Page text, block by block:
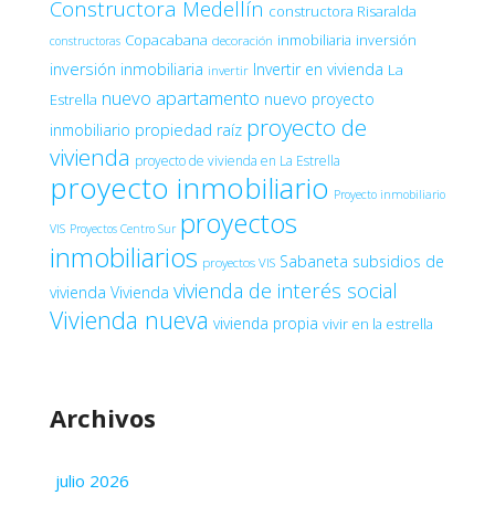
Constructora Medellín constructora Risaralda
constructoras Copacabana decoración inmobiliaria inversión
inversión inmobiliaria invertir Invertir en vivienda La
Estrella nuevo apartamento nuevo proyecto
inmobiliario propiedad raíz proyecto de
vivienda proyecto de vivienda en La Estrella
proyecto inmobiliario Proyecto inmobiliario
VIS Proyectos Centro Sur proyectos
inmobiliarios proyectos VIS Sabaneta subsidios de
vivienda Vivienda vivienda de interés social
Vivienda nueva vivienda propia vivir en la estrella
Archivos
julio 2026